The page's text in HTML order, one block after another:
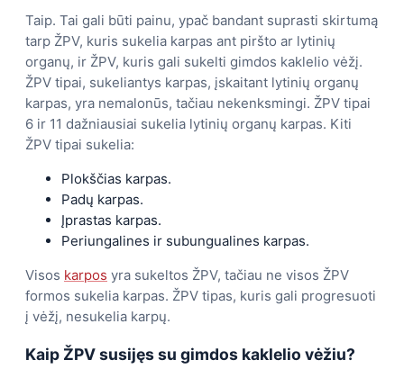
Taip. Tai gali būti painu, ypač bandant suprasti skirtumą
tarp ŽPV, kuris sukelia karpas ant piršto ar lytinių
organų, ir ŽPV, kuris gali sukelti gimdos kaklelio vėžį.
ŽPV tipai, sukeliantys karpas, įskaitant lytinių organų
karpas, yra nemalonūs, tačiau nekenksmingi. ŽPV tipai
6 ir 11 dažniausiai sukelia lytinių organų karpas. Kiti
ŽPV tipai sukelia:
Plokščias karpas.
Padų karpas.
Įprastas karpas.
Periungalines ir subungualines karpas.
Visos karpos yra sukeltos ŽPV, tačiau ne visos ŽPV
formos sukelia karpas. ŽPV tipas, kuris gali progresuoti
į vėžį, nesukelia karpų.
Kaip ŽPV susijęs su gimdos kaklelio vėžiu?